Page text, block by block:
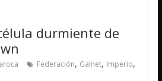
durmiente de
Federación, Galnet, Imperio,